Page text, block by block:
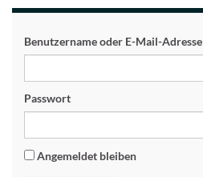
Benutzername oder E-Mail-Adresse
Passwort
Angemeldet bleiben